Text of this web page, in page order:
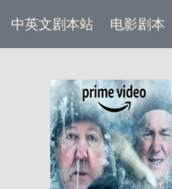
中英文剧本站 电影剧本